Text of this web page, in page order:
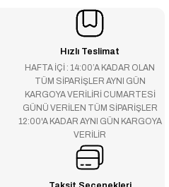
Hızlı Teslimat
HAFTA İÇİ : 14:00’A KADAR OLAN
TÜM SİPARİŞLER AYNI GÜN
KARGOYA VERİLİRİ CUMARTESİ
GÜNÜ VERİLEN TÜM SİPARİŞLER
12:00'A KADAR AYNI GÜN KARGOYA
VERİLİR